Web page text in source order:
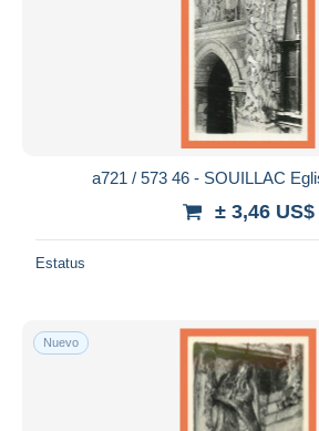
a721 / 573 46 - SOUILLAC
± 3,46 US$
Estatus
Nuevo